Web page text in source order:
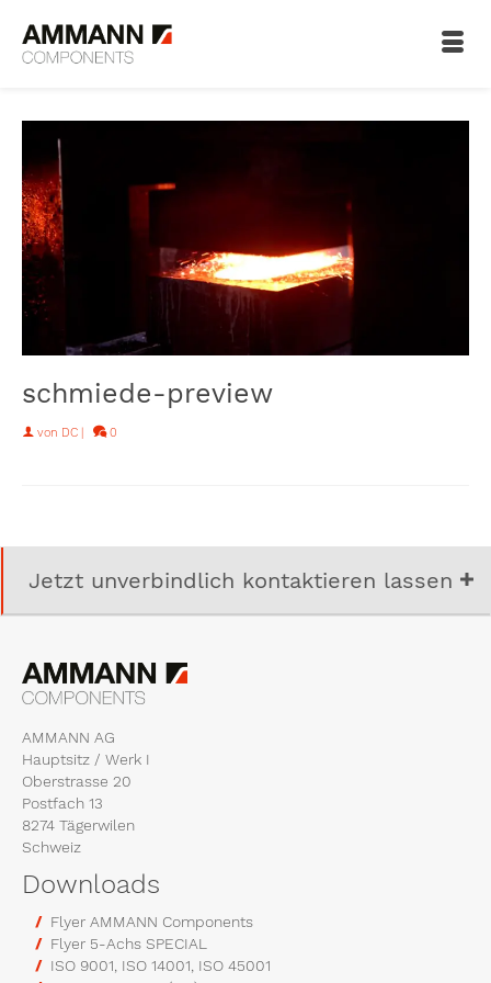
schmiede-preview
von DC | 0
Jetzt unverbindlich kontaktieren lassen
AMMANN AG
Hauptsitz / Werk I
Oberstrasse 20
Postfach 13
8274 Tägerwilen
Schweiz
Downloads
Flyer AMMANN Components
Flyer 5-Achs SPECIAL
ISO 9001, ISO 14001, ISO 45001